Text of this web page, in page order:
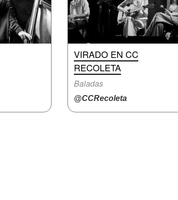
VIRADO EN CC
RECOLETA
Baladas
@CCRecoleta